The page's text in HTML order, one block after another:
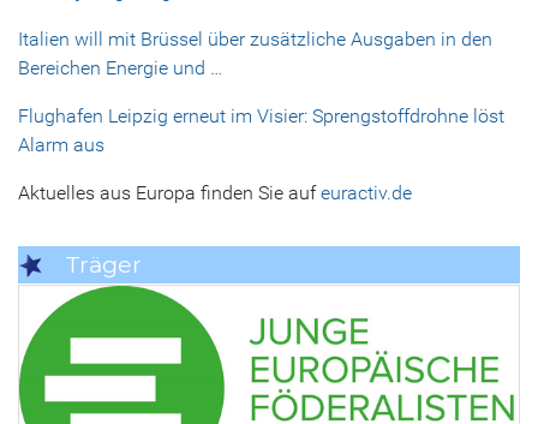
Italien will mit Brüssel über zusätzliche Ausgaben in den
Bereichen Energie und …
Flughafen Leipzig erneut im Visier: Sprengstoffdrohne löst
Alarm aus
Aktuelles aus Europa finden Sie aufeuractiv.de
Träger